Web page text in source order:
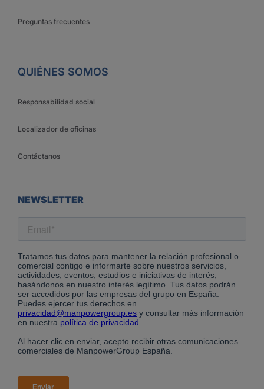
Preguntas frecuentes
QUIÉNES SOMOS
Responsabilidad social
Localizador de oficinas
Contáctanos
NEWSLETTER